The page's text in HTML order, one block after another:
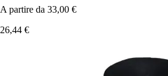
A partire da 33,00 €
26,44 €